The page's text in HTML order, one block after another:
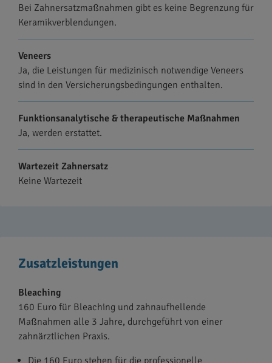
Bei Zahnersatzmaßnahmen gibt es keine Begrenzung für
Keramikverblendungen.
Veneers
Ja, die Leistungen für medizinisch notwendige Veneers
sind in den Versicherungsbedingungen enthalten.
Funktionsanalytische & therapeutische Maßnahmen
Ja, werden erstattet.
Wartezeit Zahnersatz
Keine Wartezeit
Zusatzleistungen
Bleaching
160 Euro für Bleaching und zahnaufhellende
Maßnahmen alle 3 Jahre, durchgeführt von einer
zahnärztlichen Praxis.
Die 160 Euro stehen für die professionelle